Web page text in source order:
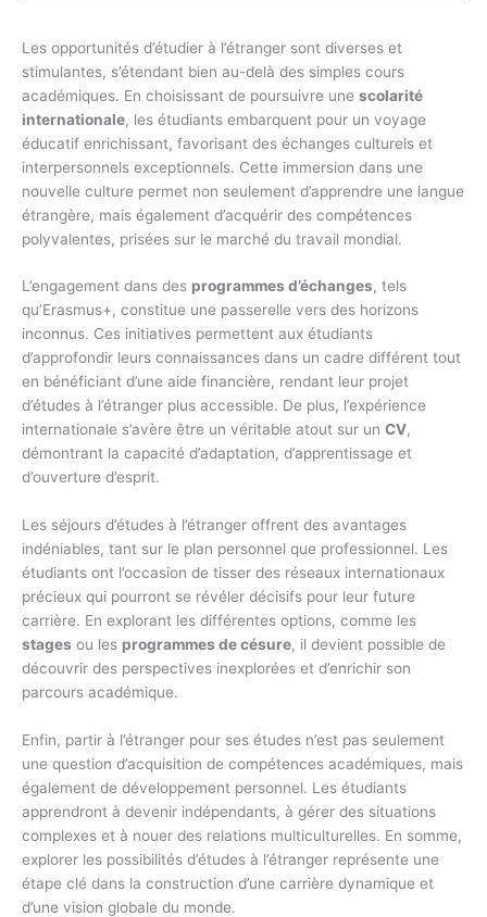
Les opportunités d’étudier à l’étranger sont diverses et
stimulantes, s’étendant bien au-delà des simples cours
académiques. En choisissant de poursuivre une scolarité
internationale, les étudiants embarquent pour un voyage
éducatif enrichissant, favorisant des échanges culturels et
interpersonnels exceptionnels. Cette immersion dans une
nouvelle culture permet non seulement d’apprendre une langue
étrangère, mais également d’acquérir des compétences
polyvalentes, prisées sur le marché du travail mondial.
L’engagement dans des programmes d’échanges, tels
qu’Erasmus+, constitue une passerelle vers des horizons
inconnus. Ces initiatives permettent aux étudiants
d’approfondir leurs connaissances dans un cadre différent tout
en bénéficiant d’une aide financière, rendant leur projet
d’études à l’étranger plus accessible. De plus, l’expérience
internationale s’avère être un véritable atout sur un CV,
démontrant la capacité d’adaptation, d’apprentissage et
d’ouverture d’esprit.
Les séjours d’études à l’étranger offrent des avantages
indéniables, tant sur le plan personnel que professionnel. Les
étudiants ont l’occasion de tisser des réseaux internationaux
précieux qui pourront se révéler décisifs pour leur future
carrière. En explorant les différentes options, comme les
stages ou les programmes de césure, il devient possible de
découvrir des perspectives inexplorées et d’enrichir son
parcours académique.
Enfin, partir à l’étranger pour ses études n’est pas seulement
une question d’acquisition de compétences académiques, mais
également de développement personnel. Les étudiants
apprendront à devenir indépendants, à gérer des situations
complexes et à nouer des relations multiculturelles. En somme,
explorer les possibilités d’études à l’étranger représente une
étape clé dans la construction d’une carrière dynamique et
d’une vision globale du monde.